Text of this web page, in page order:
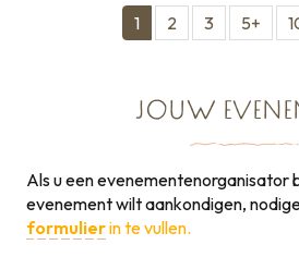
1 2 3 5+
JOUW
Als u een evenementenorganisator
evenement wilt aankondigen,
formulierin te vullen.